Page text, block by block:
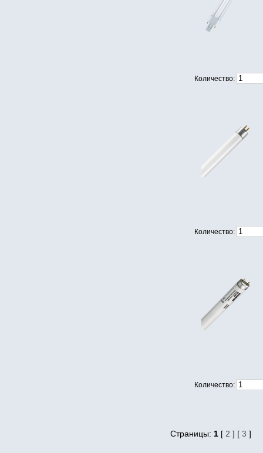
Количество:
Количество:
Количество:
Страницы: 1 [ 2 ] [ 3 ]